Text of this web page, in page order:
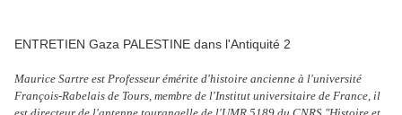
ENTRETIEN Gaza PALESTINE dans l'Antiquité 2
Maurice Sartre est Professeur émérite d'histoire ancienne à l'université
François-Rabelais de Tours, membre de l'Institut universitaire de France, il